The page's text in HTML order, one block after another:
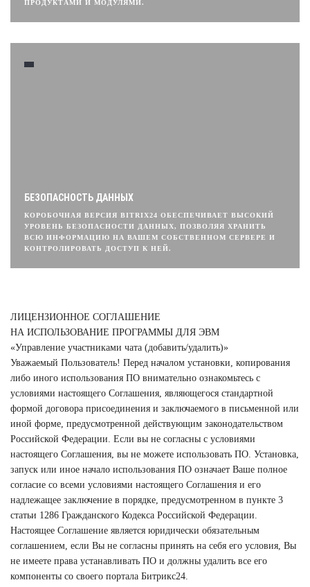
ПРОДУКТАМИ И МОДУЛЯМИ.
БЕЗОПАСНОСТЬ ДАННЫХ
КОРОБОЧНАЯ ВЕРСИЯ BITRIX24 ОБЕСПЕЧИВАЕТ ВЫСОКИЙ
УРОВЕНЬ БЕЗОПАСНОСТИ ДАННЫХ, ПОЗВОЛЯЯ ХРАНИТЬ
ВСЮ ИНФОРМАЦИЮ НА ВАШЕМ СОБСТВЕННОМ СЕРВЕРЕ И
КОНТРОЛИРОВАТЬ ДОСТУП К НЕЙ.
ЛИЦЕНЗИОННОЕ СОГЛАШЕНИЕ
НА ИСПОЛЬЗОВАНИЕ ПРОГРАММЫ ДЛЯ ЭВМ
«Управление участниками чата (добавить/удалить)»
Уважаемый Пользователь! Перед началом установки, копирования
либо иного использования ПО внимательно ознакомьтесь с
условиями настоящего Соглашения, являющегося стандартной
формой договора присоединения и заключаемого в письменной или
иной форме, предусмотренной действующим законодательством
Российской Федерации. Если вы не согласны с условиями
настоящего Соглашения, вы не можете использовать ПО. Установка,
запуск или иное начало использования ПО означает Ваше полное
согласие со всеми условиями настоящего Соглашения и его
надлежащее заключение в порядке, предусмотренном в пункте 3
статьи 1286 Гражданского Кодекса Российской Федерации.
Настоящее Соглашение является юридически обязательным
соглашением, если Вы не согласны принять на себя его условия, Вы
не имеете права устанавливать ПО и должны удалить все его
компоненты со своего портала Битрикс24.